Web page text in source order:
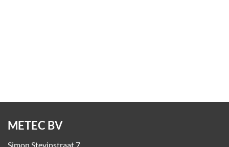
METEC BV
Simon Stevinstraat 7